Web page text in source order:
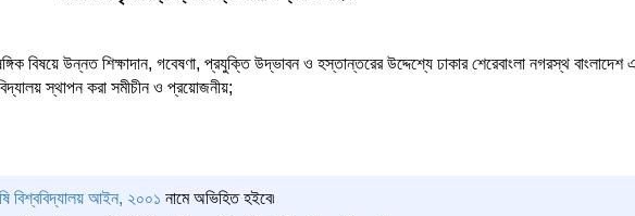
বিষয়ে উন্নত শিক্ষাদান, গবেষণা, প্রযুক্তি উদ্ভাবন ও হস্তান্তরের উদ্দেশ্যে ঢাকার শেরেবাংলা নগরস্থ বাংলাদেশ
স্থাপন করা সমীচীন ও প্রয়োজনীয়;
বিশ্ববিদ্যালয় আইন, ২০০১ নামে অভিহিত হইবে৷